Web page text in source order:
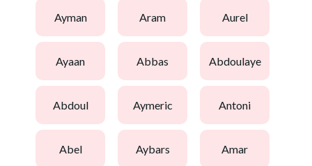
ayman aram aurel
ayaan abbas abdoulaye
abdoul aymeric antoni
abel aybars amar